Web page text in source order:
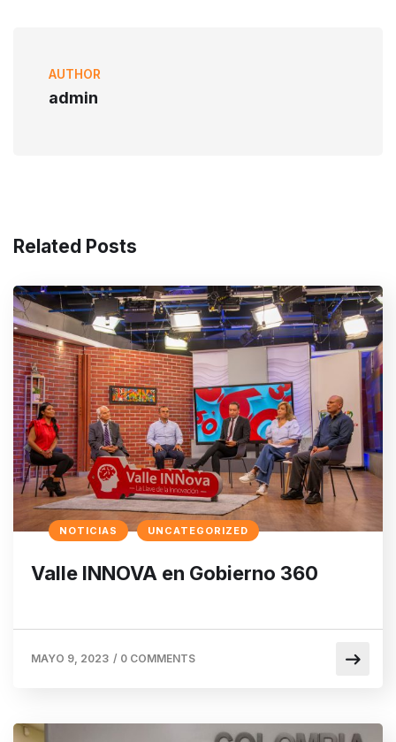
AUTHOR
admin
Related Posts
NOTICIAS UNCATEGORIZED
Valle INNOVA en Gobierno 360
MAYO 9, 2023 / 0 COMMENTS